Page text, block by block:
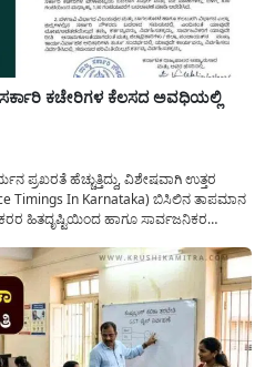
ಕಚೇರಿಗಳ ಕೆಲಸದ ಅವಧಿಯಲ್ಲಿ
ಪ್ರಖರತೆ ಹೆಚ್ಚುತ್ತಿದ್ದು, ವಿಶೇಷವಾಗಿ ಉತ್ತರ
Timings In Karnataka) ಬಿಸಿಲಿನ ತಾಪಮಾನ
ಹಿತದೃಷ್ಟಿಯಿಂದ ಹಾಗೂ ಸಾರ್ವಜನಿಕರ
ಏಪ್ರಿಲ್...